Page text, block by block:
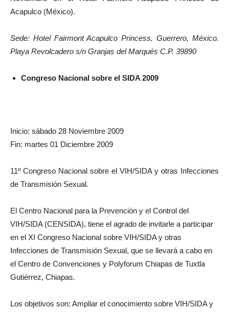
Acapulco (México).
Sede: Hotel Fairmont Acapulco Princess, Guerrero, México.
Playa Revolcadero s/n Granjas del Marqués C.P. 39890
Congreso Nacional sobre el SIDA 2009
Inicio: sábado 28 Noviembre 2009
Fin: martes 01 Diciembre 2009
11º Congreso Nacional sobre el VIH/SIDA y otras Infecciones
de Transmisión Sexual.
El Centro Nacional para la Prevención y el Control del
VIH/SIDA (CENSIDA), tiene el agrado de invitarle a participar
en el XI Congreso Nacional sobre VIH/SIDA y otras
Infecciones de Transmisión Sexual, que se llevará a cabo en
el Centro de Convenciones y Polyforum Chiapas de Tuxtla
Gutiérrez, Chiapas.
Los objetivos son: Ampliar el conocimiento sobre VIH/SIDA y